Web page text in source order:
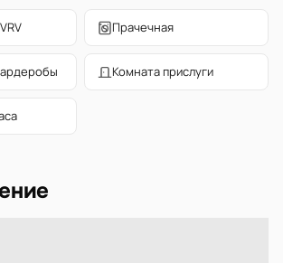
Прачечная
Комната прислуги